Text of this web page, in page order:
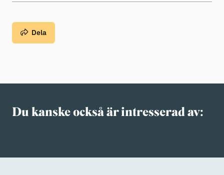
Dela
Du kanske också är intresserad av: